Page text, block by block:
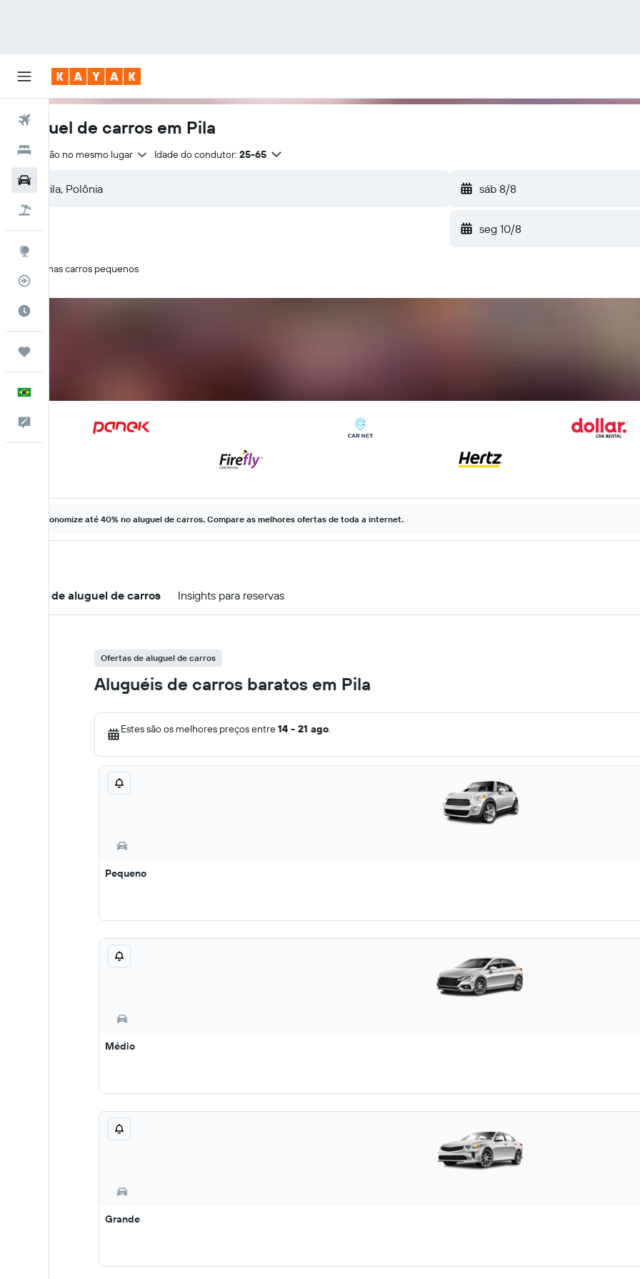
Voos
Hotéis
Comentários
Aluguel de carros em Pila
Devolução no mesmo lugar Idade do condutor: 25-65
sáb 8/8
seg 10/8
Apenas carros pequenos
Economize até 40% no aluguel de carros. Compare as melhores ofertas de toda a internet.
Ofertas de aluguel de carros Insights para reservas
Ofertas de aluguel de carros
Aluguéis de carros baratos em Pila
Estes são os melhores preços entre14 - 21 ago.
Pequeno
Médio
Grande